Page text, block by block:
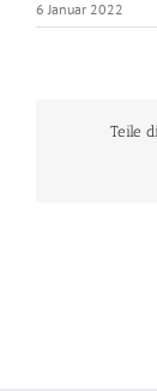
6 Januar 2022
Teile